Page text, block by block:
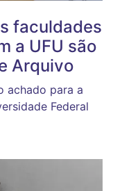
faculdades
a UFU são
Arquivo
achado para a
Federal